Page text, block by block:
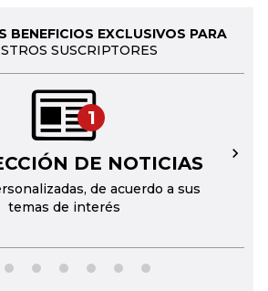
BENEFICIOS EXCLUSIVOS PARA
SUSCRIPTORES
1
DE NOTICIAS
de acuerdo a sus
temas de interés
→